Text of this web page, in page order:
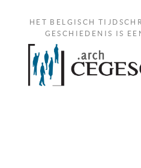
HET BELGISCH
GESCHIEDENIS IS